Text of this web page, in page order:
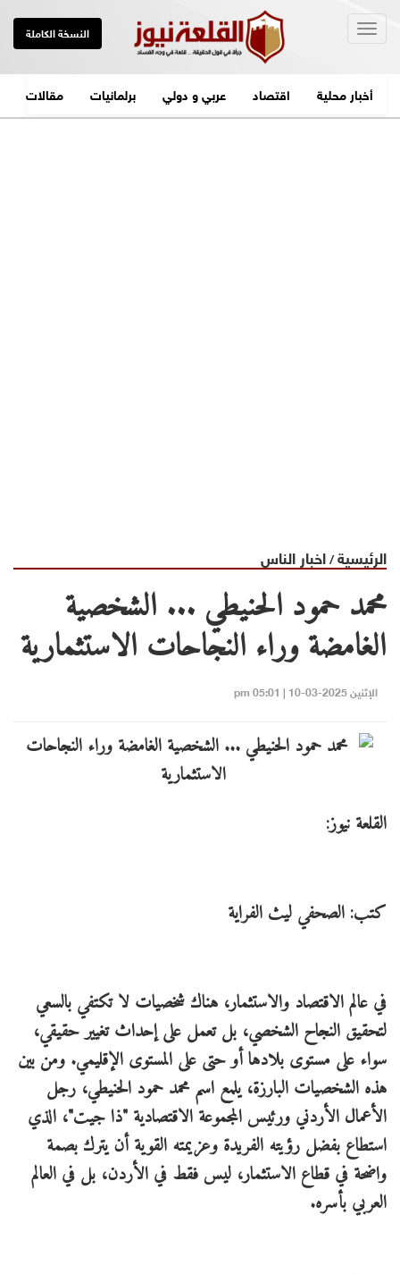
النسخة الكاملة
أخبار محلية اقتصاد عربي و دولي برلمانيات مقالات
الرئيسية/اخبار الناس
محمد حمود الحنيطي ... الشخصية
الغامضة وراء النجاحات الاستثمارية
الإثنين 2025-03-10 | 05:01 pm
القلعة نيوز:
كتب: الصحفي ليث الفراية
في عالم الاقتصاد والاستثمار، هناك شخصيات لا تكتفي بالسعي
لتحقيق النجاح الشخصي، بل تعمل على إحداث تغيير حقيقي،
سواء على مستوى بلادها أو حتى على المستوى الإقليمي. ومن بين
هذه الشخصيات البارزة، يلمع اسم محمد حمود الحنيطي، رجل
الأعمال الأردني ورئيس المجموعة الاقتصادية "ذا جيت"، الذي
استطاع بفضل رؤيته الفريدة وعزيمته القوية أن يترك بصمة
واضحة في قطاع الاستثمار، ليس فقط في الأردن، بل في العالم
العربي بأسره.